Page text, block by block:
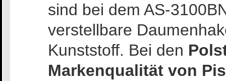
sind bei dem AS-
verstellbare
Kunststoff. Bei den
Markenqualität von